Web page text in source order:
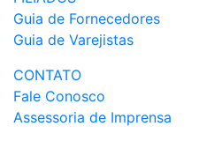
Guia de Fornecedores
Guia de Varejistas
CONTATO
Fale Conosco
Assessoria de Imprensa